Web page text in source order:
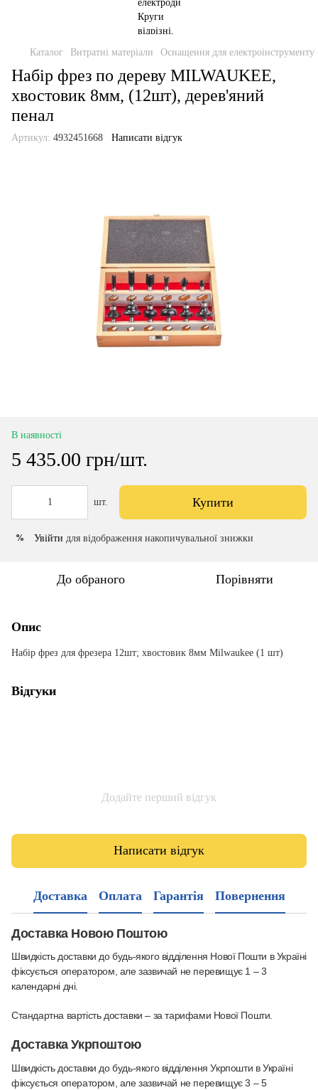
Каталог Витратні матеріали Оснащення для електроінструменту
Набір фрез по дереву MILWAUKEE,
хвостовик 8мм, (12шт), дерев'яний
пенал
Артикул: 4932451668 Написати відгук
В наявності
5 435.00 грн/шт.
шт. Купити
% Увійти для відображення накопичувальної знижки
До обраного Порівняти
Опис
Набір фрез для фрезера 12шт; хвостовик 8мм Milwaukee (1 шт)
Відгуки
Додайте перший відгук
Написати відгук
Доставка Оплата Гарантія Повернення
Доставка Новою Поштою
Швидкість доставки до будь-якого відділення Нової Пошти в Україні
фіксується оператором, але зазвичай не перевищує 1 – 3
календарні дні.
Стандартна вартість доставки – за тарифами Нової Пошти.
Доставка Укрпоштою
Швидкість доставки до будь-якого відділення Укрпошти в Україні
фіксується оператором, але зазвичай не перевищує 3 – 5